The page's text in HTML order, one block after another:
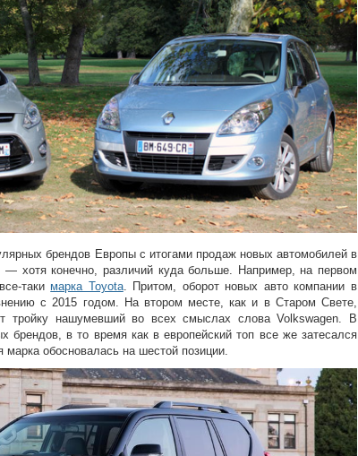
брендов Европы с итогами продаж новых автомобилей в
— хотя конечно, различий куда больше. Например, на первом
таки марка Toyota. Притом, оборот новых авто компании в
с 2015 годом. На втором месте, как и в Старом Свете,
тройку нашумевший во всех смыслах слова Volkswagen. В
брендов, в то время как в европейский топ все же затесался
обосновалась на шестой позиции.